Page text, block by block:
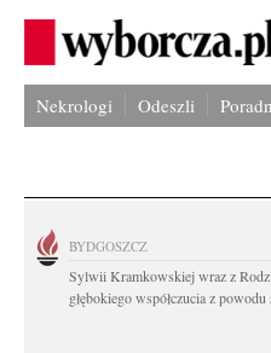
Nekrologi Odeszli
BYDGOSZCZ
Sylwii Kramkowskiej wraz z
głębokiego współczucia z